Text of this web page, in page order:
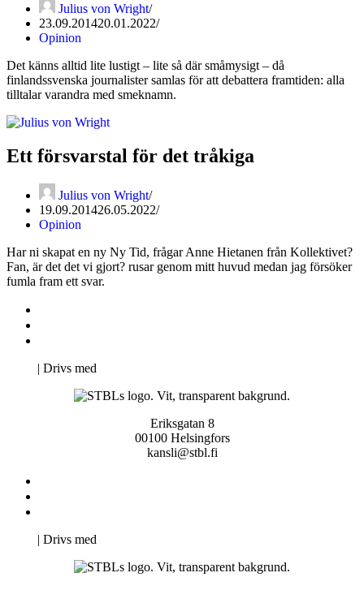
Julius von Wright
23.09.201420.01.2022
Opinion
Det känns alltid lite lustigt – lite så där småmysigt – då
finlandssvenska journalister samlas för att debattera framtiden: alla
tilltalar varandra med smeknamn.
Ett försvarstal för det tråkiga
Julius von Wright
19.09.201426.05.2022
Opinion
Har ni skapat en ny Ny Tid, frågar Anne Hietanen från Kollektivet?
Fan, är det det vi gjort? rusar genom mitt huvud medan jag försöker
fumla fram ett svar.
| Drivs med
Eriksgatan 8
00100 Helsingfors
kansli@stbl.fi
| Drivs med